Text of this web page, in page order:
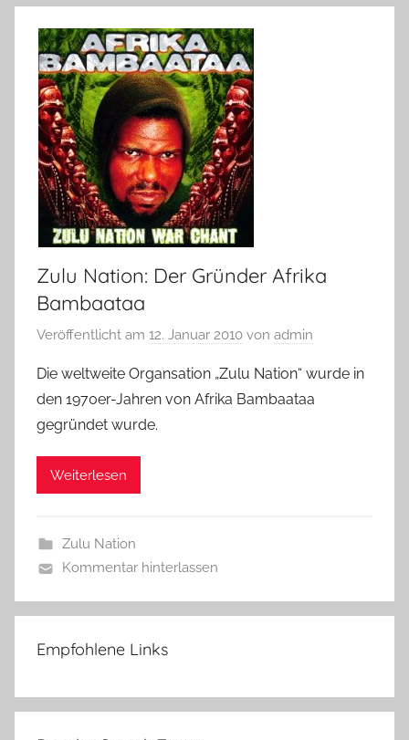
Zulu Nation: Der Gründer Afrika
Bambaataa
Veröffentlicht am 12. Januar 2010 von admin
Die weltweite Organsation „Zulu Nation“ wurde in
den 1970er-Jahren von Afrika Bambaataa
gegründet wurde.
Weiterlesen
Zulu Nation
Kommentar hinterlassen
Empfohlene Links